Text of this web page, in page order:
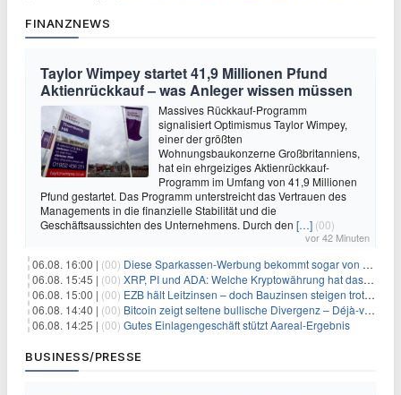
FINANZNEWS
Taylor Wimpey startet 41,9 Millionen Pfund
Aktienrückkauf – was Anleger wissen müssen
Massives Rückkauf-Programm
signalisiert Optimismus Taylor Wimpey,
einer der größten
Wohnungsbaukonzerne Großbritanniens,
hat ein ehrgeiziges Aktienrückkauf-
Programm im Umfang von 41,9 Millionen
Pfund gestartet. Das Programm unterstreicht das Vertrauen des
Managements in die finanzielle Stabilität und die
Geschäftsaussichten des Unternehmens. Durch den […] (00)
vor 42 Minuten
06.08. 16:00 | (00) Diese Sparkassen-Werbung bekommt sogar von der Konkurrenz Lob
06.08. 15:45 | (00) XRP, PI und ADA: Welche Kryptowährung hat das größte Potenzial im nächsten Bullenmarkt?
06.08. 15:00 | (00) EZB hält Leitzinsen – doch Bauzinsen steigen trotzdem: Das Nahost-Problem für Immobilienkäufer
06.08. 14:40 | (00) Bitcoin zeigt seltene bullische Divergenz – Déjà-vu für BTC?
06.08. 14:25 | (00) Gutes Einlagengeschäft stützt Aareal-Ergebnis
BUSINESS/PRESSE